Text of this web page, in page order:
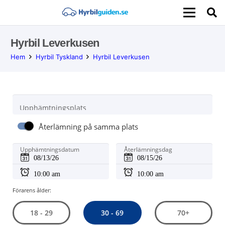
Hyrbil Leverkusen
Hem Hyrbil Tyskland Hyrbil Leverkusen
Upphämtningsplats
Återlämning på samma plats
Upphämtningsdatum Återlämningsdag
Förarens ålder:
18 - 29 30 - 69 70+